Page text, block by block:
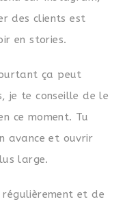
des clients est
en stories.
ça peut
je te conseille de le
ce moment. Tu
avance et ouvrir
large.
régulièrement et de